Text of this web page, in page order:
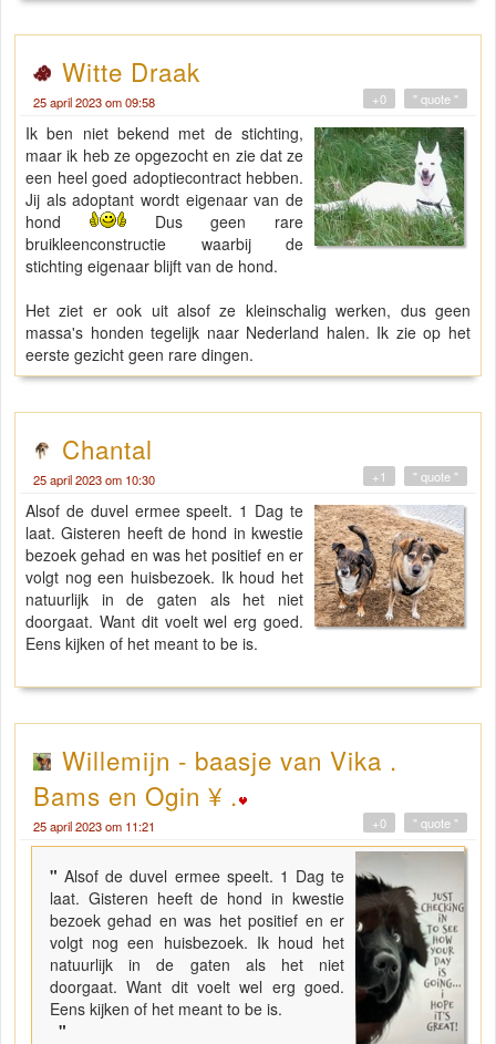
Witte Draak
25 april 2023 om 09:58 " quote "
+0
Ik ben niet bekend met de stichting,
maar ik heb ze opgezocht en zie dat ze
een heel goed adoptiecontract hebben.
Jij als adoptant wordt eigenaar van de
hond
Dus geen rare
bruikleenconstructie waarbij de
stichting eigenaar blijft van de hond.
Het ziet er ook uit alsof ze kleinschalig werken, dus geen
massa's honden tegelijk naar Nederland halen. Ik zie op het
eerste gezicht geen rare dingen.
Chantal
25 april 2023 om 10:30 " quote "
+1
Alsof de duvel ermee speelt. 1 Dag te
laat. Gisteren heeft de hond in kwestie
bezoek gehad en was het positief en er
volgt nog een huisbezoek. Ik houd het
natuurlijk in de gaten als het niet
doorgaat. Want dit voelt wel erg goed.
Eens kijken of het meant to be is.
Willemijn - baasje van Vika .
Bams en Ogin ¥ .
25 april 2023 om 11:21 " quote "
+0
"Alsof de duvel ermee speelt. 1 Dag te
laat. Gisteren heeft de hond in kwestie
bezoek gehad en was het positief en er
volgt nog een huisbezoek. Ik houd het
natuurlijk in de gaten als het niet
doorgaat. Want dit voelt wel erg goed.
Eens kijken of het meant to be is.
"